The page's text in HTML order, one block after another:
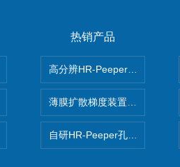
热销产品
高分辨HR-Peeper采样器孔隙
薄膜扩散梯度装置 Agl DGT
自研HR-Peeper孔隙水采样器